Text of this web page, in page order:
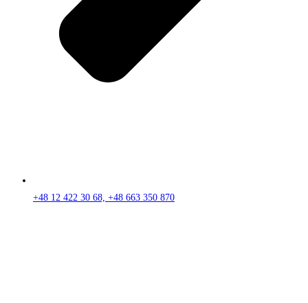
+48 12 422 30 68, +48 663 350 870